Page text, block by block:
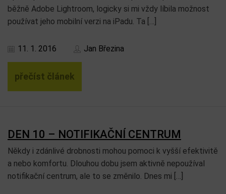
běžně Adobe Lightroom, logicky si mi vždy líbila možnost
používat jeho mobilní verzi na iPadu. Ta […]
11. 1. 2016 Jan Březina
přečíst článek
DEN 10 – NOTIFIKAČNÍ CENTRUM
Někdy i zdánlivé drobnosti mohou pomoci k vyšší efektivitě
a nebo komfortu. Dlouhou dobu jsem aktivně nepoužíval
notifikační centrum, ale to se změnilo. Dnes mi […]